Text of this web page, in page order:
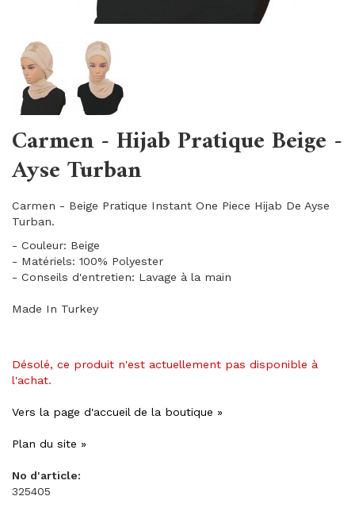
Carmen - Hijab Pratique Beige -
Ayse Turban
Carmen - Beige Pratique Instant One Piece Hijab De Ayse
Turban.
- Couleur: Beige
- Matériels: 100% Polyester
- Conseils d'entretien: Lavage à la main
Made In Turkey
Désolé, ce produit n'est actuellement pas disponible à
l'achat.
Vers la page d'accueil de la boutique »
Plan du site »
No d'article:
325405